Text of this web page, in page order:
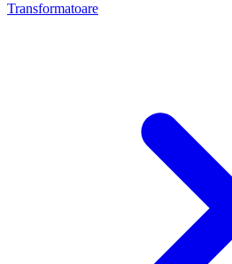
Transformatoare